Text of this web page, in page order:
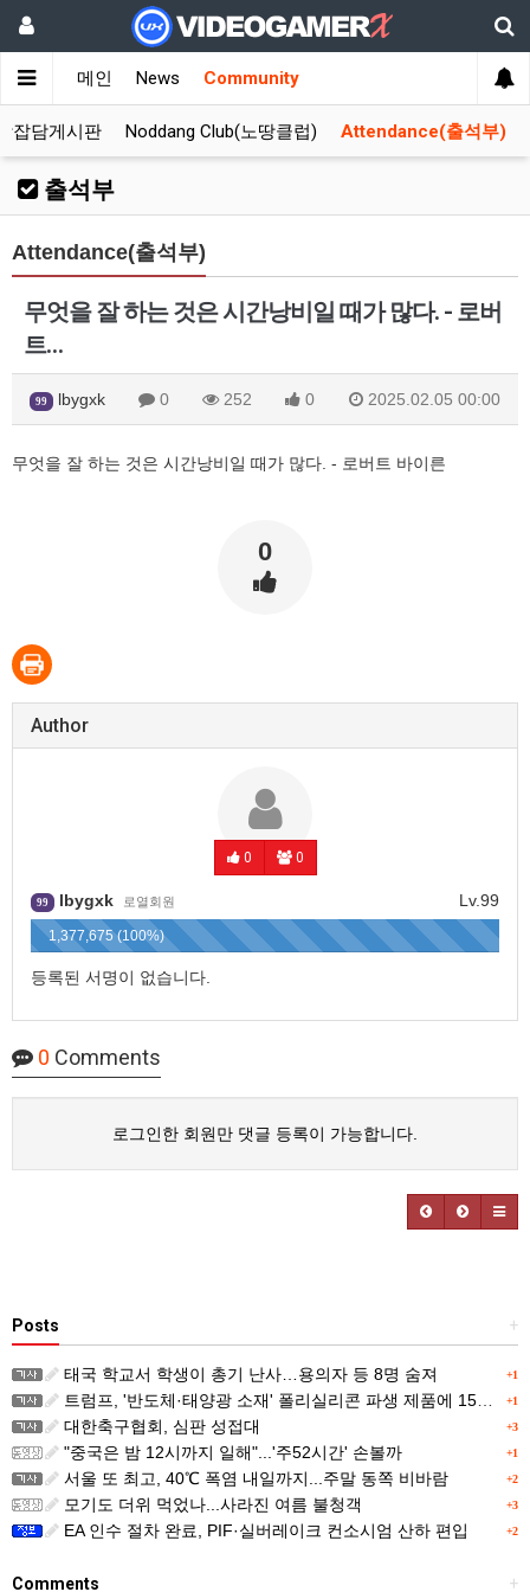
메인 News Community
잡담게시판 Noddang Club(노땅클럽) Attendance(출석부)
출석부
Attendance(출석부)
무엇을 잘 하는 것은 시간낭비일 때가 많다. - 로버
트…
99 lbygxk 0 252 0 2025.02.05 00:00
무엇을 잘 하는 것은 시간낭비일 때가 많다. - 로버트 바이른
0
Author
0 0
Lv.99
99 lbygxk 로열회원
1,377,675 (100%)
등록된 서명이 없습니다.
0 Comments
로그인한 회원만 댓글 등록이 가능합니다.
+
Posts
+1
태국 학교서 학생이 총기 난사…용의자 등 8명 숨져
+1
트럼프, '반도체·태양광 소재' 폴리실리콘 파생 제품에 15% 관세...한국 기업도 영향
+3
대한축구협회, 심판 성접대
+1
"중국은 밤 12시까지 일해"...'주52시간' 손볼까
+2
서울 또 최고, 40℃ 폭염 내일까지...주말 동쪽 비바람
+3
모기도 더위 먹었나...사라진 여름 불청객
+2
EA 인수 절차 완료, PIF·실버레이크 컨소시엄 산하 편입
+
Comments